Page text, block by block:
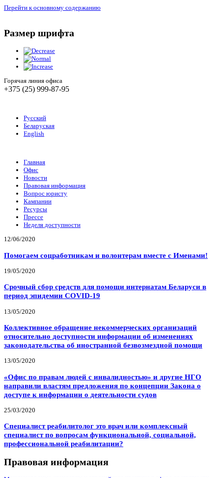
Перейти к основному содержанию
Размер шрифта
Горячая линия офиса
+375 (25) 999-87-95
Русский
Беларуская
English
Главная
Офис
Новости
Правовая информация
Вопрос юристу
Кампании
Ресурсы
Прессе
Неделя доступности
12/06/2020
Помогаем соцработникам и волонтерам вместе с Именами!
19/05/2020
Срочный сбор средств для помощи интернатам Беларуси в
период эпидемии COVID-19
13/05/2020
Коллективное обращение некоммерческих организаций
относительно доступности информации об изменениях
законодательства об иностранной безвозмездной помощи
13/05/2020
«Офис по правам людей с инвалидностью» и другие НГО
направили властям предложения по концепции Закона о
доступе к информации о деятельности судов
25/03/2020
Специалист реабилитолог это врач или комплексный
специалист по вопросам функциональной, социальной,
профессиональной реабилитации?
Правовая информация